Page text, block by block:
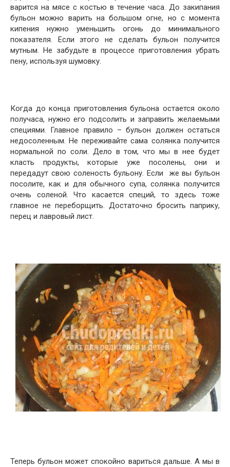
варится на мясе с костью в течение часа. До закипания
бульон можно варить на большом огне, но с момента
кипения нужно уменьшить огонь до минимального
показателя. Если этого не сделать бульон получится
мутным. Не забудьте в процессе приготовления убрать
пену, используя шумовку.
Когда до конца приготовления бульона остается около
получаса, нужно его подсолить и заправить желаемыми
специями. Главное правило – бульон должен остаться
недосоленным. Не переживайте сама солянка получится
нормальной по соли. Дело в том, что мы в нее будет
класть продукты, которые уже посолены, они и
передадут свою соленость бульону. Если же вы бульон
посолите, как и для обычного супа, солянка получится
очень соленой. Что касается специй, то здесь тоже
главное не переборщить. Достаточно бросить паприку,
перец и лавровый лист.
Теперь бульон может спокойно вариться дальше. А мы в